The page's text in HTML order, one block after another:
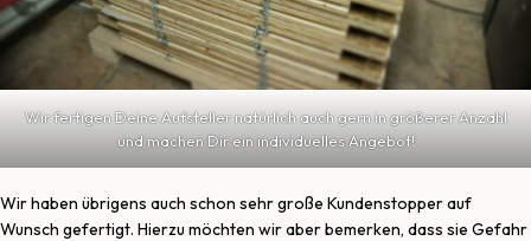
Wir fertigen Deine Aufsteller natürlich auch gern in größerer Anzahl
und machen Dir ein individuelles Angebot!
Wir haben übrigens auch schon sehr große Kundenstopper auf
Wunsch gefertigt. Hierzu möchten wir aber bemerken, dass sie Gefahr